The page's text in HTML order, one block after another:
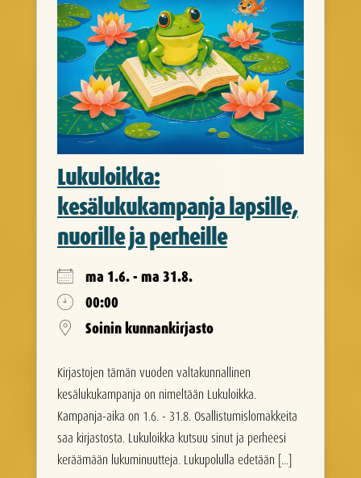
Lukuloikka:
kesälukukampanja lapsille,
nuorille ja perheille
ma 1.6. - ma 31.8.
00:00
Soinin kunnankirjasto
Kirjastojen tämän vuoden valtakunnallinen
kesälukukampanja on nimeltään Lukuloikka.
Kampanja-aika on 1.6. - 31.8. Osallistumislomakkeita
saa kirjastosta. Lukuloikka kutsuu sinut ja perheesi
keräämään lukuminuutteja. Lukupolulla edetään [...]